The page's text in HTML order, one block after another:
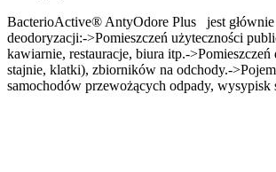
BacterioActive® AntyOdore Plus jest głównie
deodoryzacji:->Pomieszczeń użyteczności
kawiarnie, restauracje, biura itp.-
stajnie, klatki), zbiorników na odchody.-
samochodów przewożących odpady, wysypisk